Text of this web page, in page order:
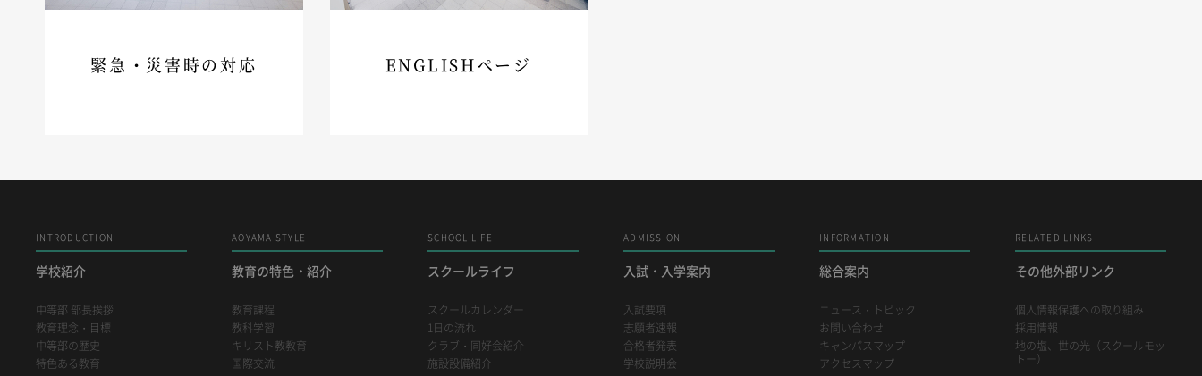
緊急・災害時の対応 ENGLISHページ
INTRODUCTION
学校紹介
中等部 部長挨拶
教育理念・目標
中等部の歴史
特色ある教育
AOYAMA STYLE
教育の特色・紹介
教育課程
教科学習
キリスト教教育
国際交流
SCHOOL LIFE
スクールライフ
スクールカレンダー
1日の流れ
クラブ・同好会紹介
施設設備紹介
ADMISSION
入試・入学案内
入試要項
志願者速報
合格者発表
学校説明会
INFORMATION
総合案内
ニュース・トピック
お問い合わせ
キャンパスマップ
アクセスマップ
RELATED LINKS
その他外部リンク
個人情報保護への取り組み
採用情報
地の塩、世の光（スクールモッ
トー）